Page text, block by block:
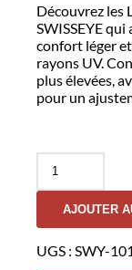
Découvrez les
SWISSEYE
confort léger
rayons UV.
plus élevées,
pour un
quantité
Lunettes
Tactiques
Raptor
OD
AJOUTER
UGS : SWY-